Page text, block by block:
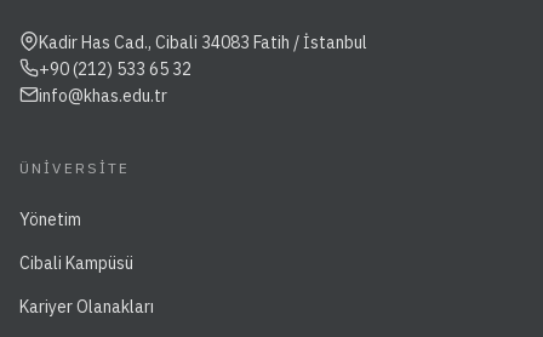
Kadir Has Cad., Cibali 34083 Fatih / İstanbul
+90 (212) 533 65 32
info@khas.edu.tr
ÜNIVERSITE
Yönetim
Cibali Kampüsü
Kariyer Olanakları